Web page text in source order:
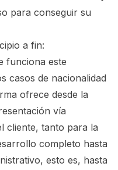
para conseguir su
a fin:
funciona este
casos de nacionalidad
ofrece desde la
vía
cliente, tanto para la
completo hasta
esto es, hasta